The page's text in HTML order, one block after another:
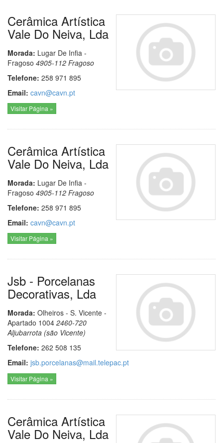
Cerâmica Artística
Vale Do Neiva, Lda
Morada: Lugar De Infia -
Fragoso 4905-112 Fragoso
Telefone: 258 971 895
Email: cavn@cavn.pt
Visitar Página »
Cerâmica Artística
Vale Do Neiva, Lda
Morada: Lugar De Infia -
Fragoso 4905-112 Fragoso
Telefone: 258 971 895
Email: cavn@cavn.pt
Visitar Página »
Jsb - Porcelanas
Decorativas, Lda
Morada: Olheiros - S. Vicente -
Apartado 1004 2460-720
Aljubarrota (são Vicente)
Telefone: 262 508 135
Email: jsb.porcelanas@mail.telepac.pt
Visitar Página »
Cerâmica Artística
Vale Do Neiva, Lda